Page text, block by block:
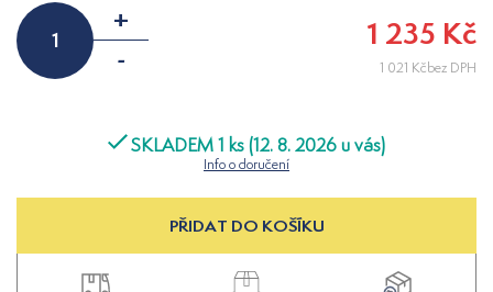
+
-
1 235 Kč
1 021 Kčbez DPH
SKLADEM 1 ks (12. 8. 2026 u vás)
Info o doručení
PŘIDAT DO KOŠÍKU